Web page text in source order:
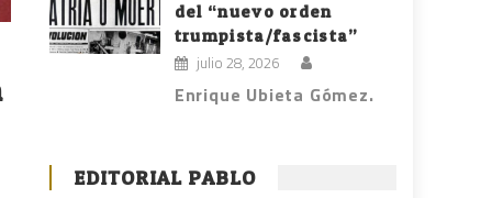
del “nuevo orden
trumpista/fascista”
julio 28, 2026
Enrique Ubieta Gómez.
EDITORIAL PABLO